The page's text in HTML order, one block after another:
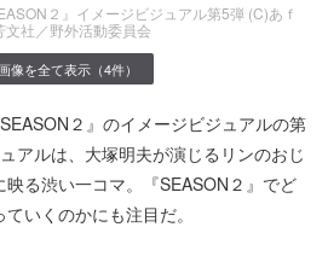
２』イメージビジュアル第5弾 (C)あｆ
文社／野外活動委員会
像を全て表示（4件）
２』のイメージビジュアルの第
アルは、大塚明夫が演じるリンのおじ
る渋い一コマ。『SEASON２』でど
いくのかにも注目だ。